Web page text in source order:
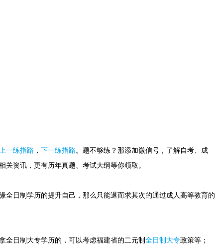
一练指路 ， 下一练指路。 题不够练？那添加微信号，了解自考、成
关资讯，更有历年真题、考试大纲等你领取。
日制学历的提升自己，那么只能退而求其次的通过成人高等教育的
日制大专学历的，可以考虑福建省的二元制 全日制大专政策等；